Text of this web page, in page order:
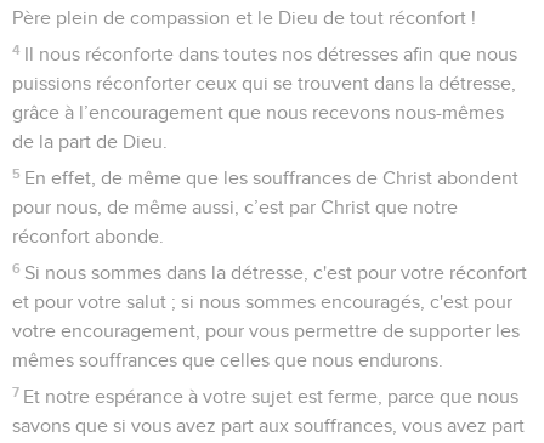
Père plein de compassion et le Dieu de tout réconfort !
4 Il nous réconforte dans toutes nos détresses afin que nous
puissions réconforter ceux qui se trouvent dans la détresse,
grâce à l’encouragement que nous recevons nous-mêmes
de la part de Dieu.
5 En effet, de même que les souffrances de Christ abondent
pour nous, de même aussi, c’est par Christ que notre
réconfort abonde.
6 Si nous sommes dans la détresse, c'est pour votre réconfort
et pour votre salut ; si nous sommes encouragés, c'est pour
votre encouragement, pour vous permettre de supporter les
mêmes souffrances que celles que nous endurons.
7 Et notre espérance à votre sujet est ferme, parce que nous
savons que si vous avez part aux souffrances, vous avez part